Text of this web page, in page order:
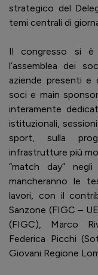
strategico del
temi centrali di
Il congresso si è
l’assemblea dei
aziende presenti e
soci e main
interamente
istituzionali,
sport, sulla
infrastrutture più
“match day”
mancheranno le
lavori, con il
Sanzone (FIGC –
(FIGC), Marco
Federica Picchi
Giovani Regione